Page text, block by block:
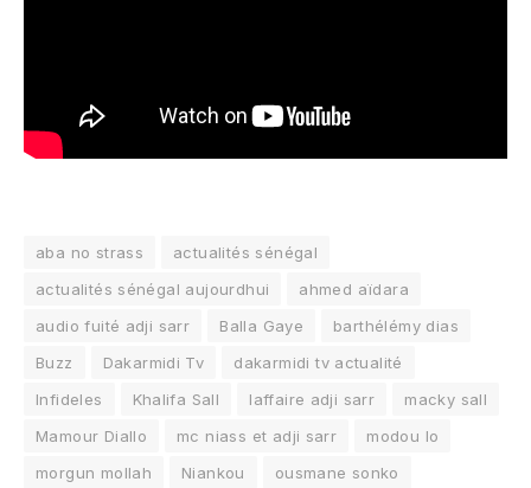
aba no strass
actualités sénégal
actualités sénégal aujourdhui
ahmed aïdara
audio fuité adji sarr
Balla Gaye
barthélémy dias
Buzz
Dakarmidi Tv
dakarmidi tv actualité
Infideles
Khalifa Sall laffaire adji sarr
macky sall
Mamour Diallo
mc niass et adji sarr
modou lo
morgun mollah
Niankou
ousmane sonko